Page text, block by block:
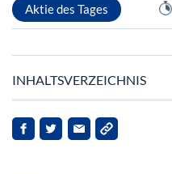
Aktie des Tages
INHALTSVERZEICHNIS
Was treibt die jüngste
Energy an?